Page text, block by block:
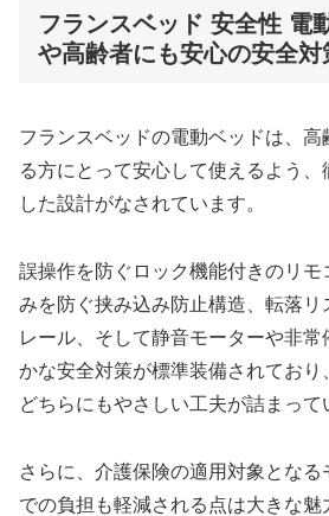
フランスベッド 安全性 電
や高齢者にも安心の安全
フランスベッドの電動ベッドは、
る方にとって安心して使えるよう
した設計がなされています。
誤操作を防ぐロック機能付きのリモ
みを防ぐ挟み込み防止構造、転落リ
レール、そして静音モーターや非
かな安全対策が標準装備されてお
どちらにもやさしい工夫が詰まって
さらに、介護保険の適用対象とな
での負担も軽減される点は大きな魅